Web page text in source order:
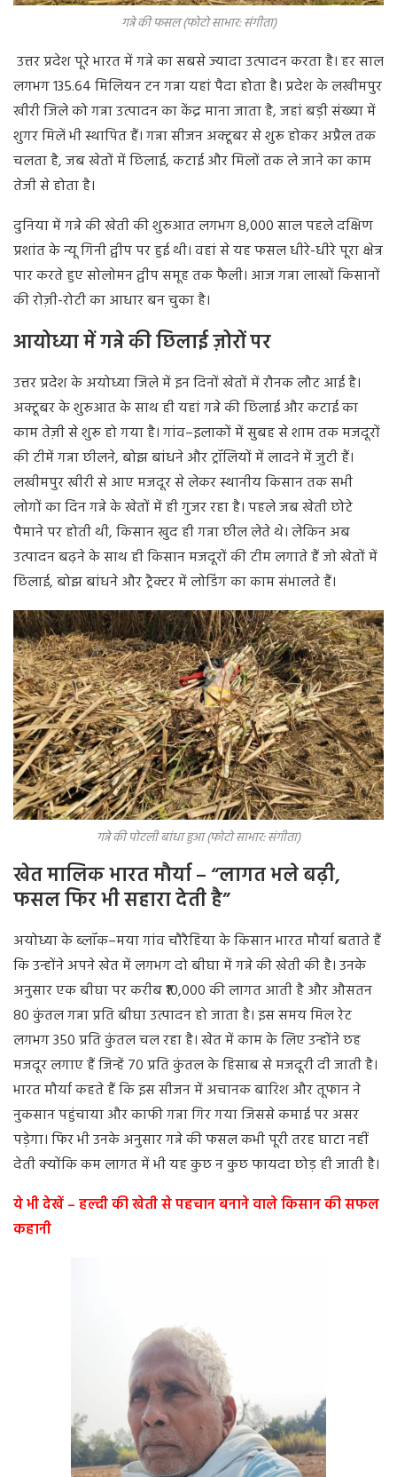
गन्ने की फसल (फोटो साभार: संगीता)
उत्तर प्रदेश पूरे भारत में गन्ने का सबसे ज्यादा उत्पादन करता है। हर साल
लगभग 135.64 मिलियन टन गन्ना यहां पैदा होता है। प्रदेश के लखीमपुर
खीरी जिले को गन्ना उत्पादन का केंद्र माना जाता है, जहां बड़ी संख्या में
शुगर मिलें भी स्थापित हैं। गन्ना सीजन अक्टूबर से शुरू होकर अप्रैल तक
चलता है, जब खेतों में छिलाई, कटाई और मिलों तक ले जाने का काम
तेजी से होता है।
दुनिया में गन्ने की खेती की शुरुआत लगभग 8,000 साल पहले दक्षिण
प्रशांत के न्यू गिनी द्वीप पर हुई थी। वहां से यह फसल धीरे-धीरे पूरा क्षेत्र
पार करते हुए सोलोमन द्वीप समूह तक फैली। आज गन्ना लाखों किसानों
की रोज़ी-रोटी का आधार बन चुका है।
आयोध्या में गन्ने की छिलाई ज़ोरों पर
उत्तर प्रदेश के अयोध्या जिले में इन दिनों खेतों में रौनक लौट आई है।
अक्टूबर के शुरुआत के साथ ही यहां गन्ने की छिलाई और कटाई का
काम तेज़ी से शुरू हो गया है। गांव–इलाकों में सुबह से शाम तक मजदूरों
की टीमें गन्ना छीलने, बोझ बांधने और ट्रॉलियों में लादने में जुटी हैं।
लखीमपुर खीरी से आए मजदूर से लेकर स्थानीय किसान तक सभी
लोगों का दिन गन्ने के खेतों में ही गुजर रहा है। पहले जब खेती छोटे
पैमाने पर होती थी, किसान खुद ही गन्ना छील लेते थे। लेकिन अब
उत्पादन बढ़ने के साथ ही किसान मजदूरों की टीम लगाते हैं जो खेतों में
छिलाई, बोझ बांधने और ट्रैक्टर में लोडिंग का काम संभालते हैं।
गन्ने की पोटली बांधा हुआ (फोटो साभार: संगीता)
खेत मालिक भारत मौर्या – “लागत भले बढ़ी,
फसल फिर भी सहारा देती है”
अयोध्या के ब्लॉक–मया गांव चौरैहिया के किसान भारत मौर्या बताते हैं
कि उन्होंने अपने खेत में लगभग दो बीघा में गन्ने की खेती की है। उनके
अनुसार एक बीघा पर करीब ₹10,000 की लागत आती है और औसतन
80 कुंतल गन्ना प्रति बीघा उत्पादन हो जाता है। इस समय मिल रेट
लगभग 350 प्रति कुंतल चल रहा है। खेत में काम के लिए उन्होंने छह
मजदूर लगाए हैं जिन्हें 70 प्रति कुंतल के हिसाब से मजदूरी दी जाती है।
भारत मौर्या कहते हैं कि इस सीजन में अचानक बारिश और तूफान ने
नुकसान पहुंचाया और काफी गन्ना गिर गया जिससे कमाई पर असर
पड़ेगा। फिर भी उनके अनुसार गन्ने की फसल कभी पूरी तरह घाटा नहीं
देती क्योंकि कम लागत में भी यह कुछ न कुछ फायदा छोड़ ही जाती है।
ये भी देखें – हल्दी की खेती से पहचान बनाने वाले किसान की सफल
कहानी